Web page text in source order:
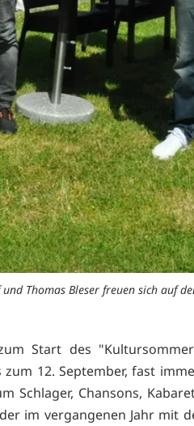
Thomas Bleser freuen sich auf
Start des
12. September, fast
Schlager, Chansons,
im vergangenen Jahr mit